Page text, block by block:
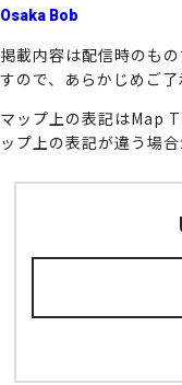
Osaka Bob
掲載内容は配信時のも
すので、あらかじめご了
マップ上の表記はMap
ップ上の表記が違う場合